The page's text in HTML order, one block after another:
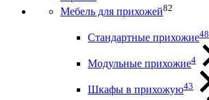
Мебель для прихожей82
Стандартные прихожие48
Модульные прихожие4
Шкафы в прихожую43